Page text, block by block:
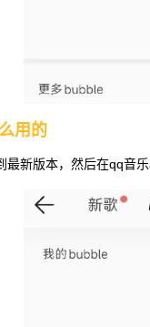
用的
新版本，然后在qq音